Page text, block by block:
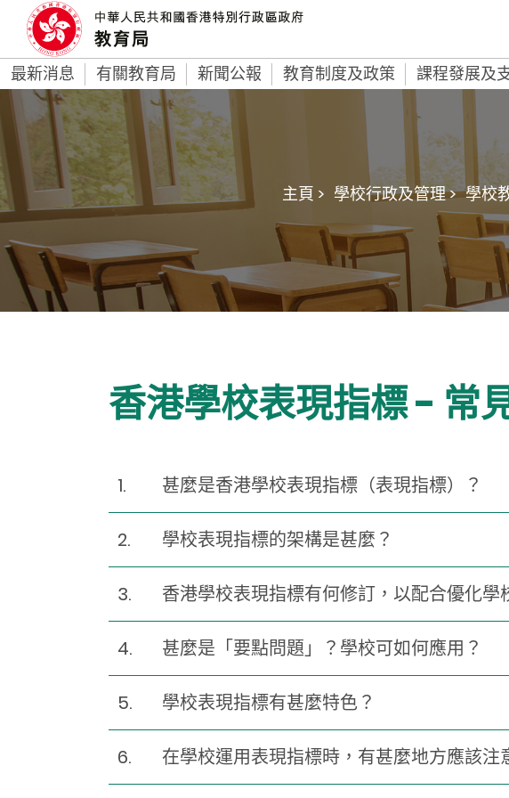
最新消息 有關教育局 新聞公報 教育制度及政策 課程發展及
主頁 > 學校行政及管理 > 學校
香港學校表現指標 - 常
1. 甚麼是香港學校表現指標（表現指標）？
2. 學校表現指標的架構是甚麼？
3. 香港學校表現指標有何修訂，以配合優化學
4. 甚麼是「要點問題」？學校可如何應用？
5. 學校表現指標有甚麼特色？
6. 在學校運用表現指標時，有甚麼地方應該注